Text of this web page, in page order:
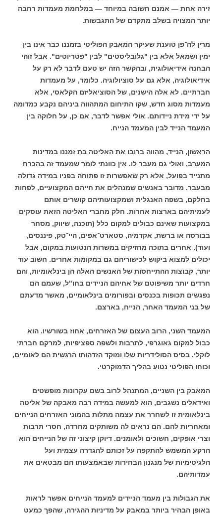
זירה אחת — אמנם חשובה במיוחד — במלחמת מעמדות רחבה
יותר המצויה בשלב מתקדם של התגבשות.
מרין לה־פן טוענת שעיקר המאבק הפוליטי בזמננו כבר אינו בין
ימין ושמאל אלא בין "גלובליסטים" לבין "פטריוטים". אבל זוהי
הבחנה אידיאולוגית, ובהקשר הזה יש טעם לדבר לא רק על
אידיאולוגיה, אלא גם על סוציולוגיה. כלומר, על מעמדות
חברתיים. לא אלה הישנים, של הסוציאליזם הקלאסי, אלא
מעמדות מסוג חדש, שקו התיחום המתהווה ביניהם נקבע כמדומה
על ידי מידת ניידותם. אולי אפשר לדבר, אם כן, על חלוקה בין
המעמד הנייד לבין המעמד הנייח.
הראשון, הנייד, מהווה ברובו את האליטה בת זמננו במדינות
המערב, ואולי גם מעבר לו. אין כוונתי לומר שמעמד זה בהכרח
מתנייד בפועל, אלא רק שאפשרות זו פתוחה בפניו במידה גדולה
מבעבר. מדובר באנשים שמנהלים את חייהם המקצועיים, לפחות
בחלקם, בשפה האנגלית ושמקצועותיהם קושרים אותם
לעמיתיהם בארצות אחרות. חלק מחברי האליטה הזאת עוסקים
במקצועות שאינם כבולים למקום כלל (תוכנה, שיווק, מסחר
בבורסה או ברשת, אקדמיה, סטארט־אפים, היי־טק, פיננסים,
ועוד). אחרים בתוכה מחזיקים במשרות הנטועות במקום, אבל
יכולים למצוא ביקוש לכישוריהם גם במקומות אחרים. חשוב עוד
יותר, קבוצות ההתייחסות של האנשים האלה הן בינלאומיות, והם
חרדים יותר משיפוטם של אחיהם הניידים בחו"ל, שעמם הם
נפגשים תכופות בכנסים ובפורומים בינלאומיים, מאשר מדעתם
של בני המעמד האחר, הנייח, בארצם.
המעמד השני, הרוב העצום של האזרחים, אחוז בשורשיו. הוא
כבול למקום גאוגרפי, לתרבות ולשפה ספציפיות, למרקם חברתי
לוקלי. בסיס הסולידריות שלו ומוקד הזדהותו הרגשית הם לאומיים,
וכוחו הפוליטי נטוע בהליך הדמוקרטי.
המאבק בין השניים, המתנהל לרוב בשם עקרונות מופשטים
ואידאלים נשגבים, הוא למעשה במידה רבה מאבקה של אליטה
בינלאומית זו לשחרר את עצמה מתלות בהמוני האזרחים הנייחים
ומאחריות להם. הם נראים לה משותקים מחרדה, חסרי תרבות
וצרי אופקים, חשוכים ולאומנים. דיוקן קיצוני זה של הנייחים הוא
הרקע המשמש להתקפה על זכותם להגדרה עצמית ועל
הלגיטימיות של מנגנון הבחירות שבאמצעותו הם מבטאים את
עמדותיהם.
את הגבולות בין מעמד הניידים למעמד הנייחים אפשר לראות
באופן הבהיר ביותר במאבק על מדיניות ההגירה, שהפך כמעט